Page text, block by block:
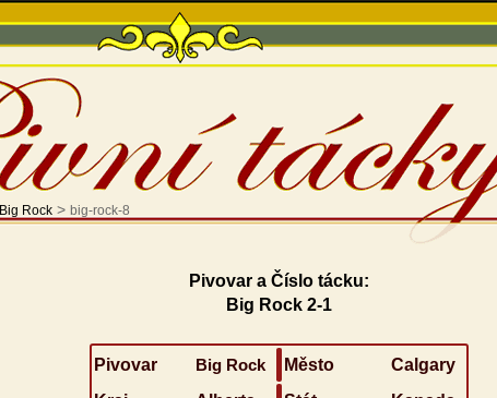
Big Rock> big-rock-8
Pivovar a Číslo tácku:
Big Rock 2-1
Pivovar Big Rock Město
Calgary